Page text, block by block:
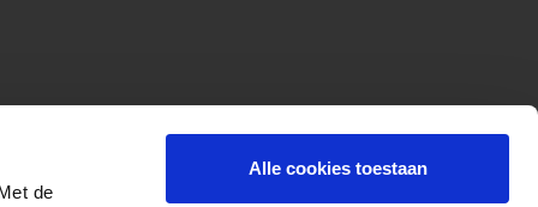
de
Alle cookies toestaan